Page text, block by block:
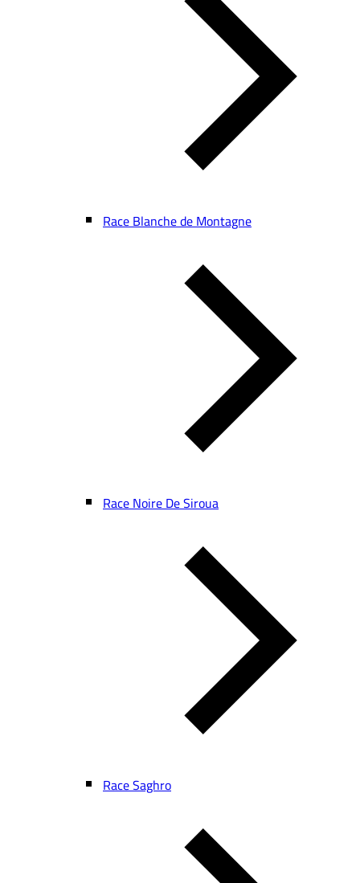
Race Blanche de Montagne
Race Noire De Siroua
Race Saghro